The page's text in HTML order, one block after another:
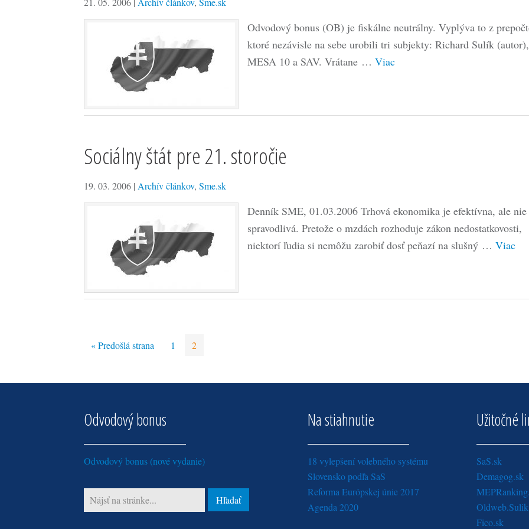
Odvodový bonus (OB) je fiskálne neutrálny. Vyplýva to z
ktoré nezávisle na sebe urobili tri subjekty: Richard Sulík (autor),
MESA 10 a SAV. Vrátane … Viac
Sociálny štát pre 21. storočie
19. 03. 2006 | Archív článkov, Sme.sk
Denník SME, 01.03.2006 Trhová ekonomika je efektívna, ale nie
spravodlivá. Pretože o mzdách rozhoduje zákon nedostatkovosti,
niektorí ľudia si nemôžu zarobiť dosť peňazí na slušný … Viac
« Predošlá strana 1 2
Odvodový bonus
Odvodový bonus (nové vydanie)
Na stiahnutie
18 vylepšení volebného systému
Slovensko podľa SaS
Reforma Európskej únie 2017
Agenda 2020
Užitočné
SaS.sk
Demagog.sk
Fico.sk